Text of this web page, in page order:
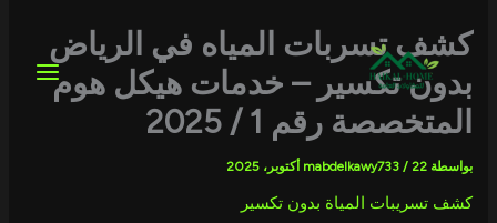
المحتوى
كشف تسربات المياه في الرياض
بدون تكسير – خدمات هيكل هوم
المتخصصة رقم 1 / 2025
بواسطة mabdelkawy733 / 22 أكتوبر، 2025
كشف تسريبات المياة بدون تكسير